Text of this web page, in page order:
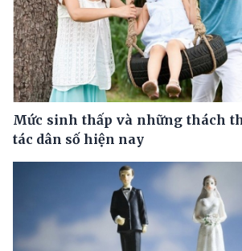
Mức sinh thấp và những thách
tác dân số hiện nay